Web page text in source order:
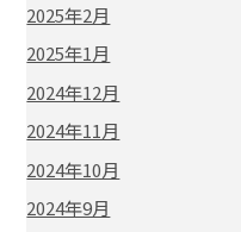
2025年2月
2025年1月
2024年12月
2024年11月
2024年10月
2024年9月